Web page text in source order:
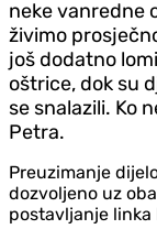
neke vanredne
živimo
još dodatno
oštrice, dok su
se snalazili. Ko
Petra.
Preuzimanje
dozvoljeno uz
postavljanje